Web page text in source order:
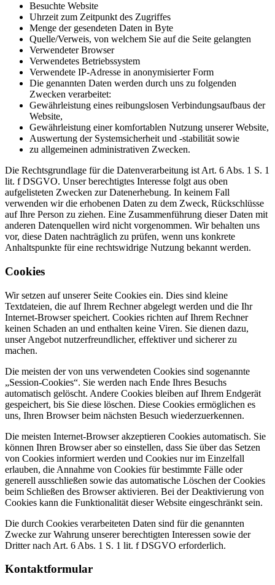
Besuchte Website
Uhrzeit zum Zeitpunkt des Zugriffes
Menge der gesendeten Daten in Byte
Quelle/Verweis, von welchem Sie auf die Seite gelangten
Verwendeter Browser
Verwendetes Betriebssystem
Verwendete IP-Adresse in anonymisierter Form
Die genannten Daten werden durch uns zu folgenden
Zwecken verarbeitet:
Gewährleistung eines reibungslosen Verbindungsaufbaus der
Website,
Gewährleistung einer komfortablen Nutzung unserer Website,
Auswertung der Systemsicherheit und -stabilität sowie
zu allgemeinen administrativen Zwecken.
Die Rechtsgrundlage für die Datenverarbeitung ist Art. 6 Abs. 1 S. 1
lit. f DSGVO. Unser berechtigtes Interesse folgt aus oben
aufgelisteten Zwecken zur Datenerhebung. In keinem Fall
verwenden wir die erhobenen Daten zu dem Zweck, Rückschlüsse
auf Ihre Person zu ziehen. Eine Zusammenführung dieser Daten mit
anderen Datenquellen wird nicht vorgenommen. Wir behalten uns
vor, diese Daten nachträglich zu prüfen, wenn uns konkrete
Anhaltspunkte für eine rechtswidrige Nutzung bekannt werden.
Cookies
Wir setzen auf unserer Seite Cookies ein. Dies sind kleine
Textdateien, die auf Ihrem Rechner abgelegt werden und die Ihr
Internet-Browser speichert. Cookies richten auf Ihrem Rechner
keinen Schaden an und enthalten keine Viren. Sie dienen dazu,
unser Angebot nutzerfreundlicher, effektiver und sicherer zu
machen.
Die meisten der von uns verwendeten Cookies sind sogenannte
„Session-Cookies“. Sie werden nach Ende Ihres Besuchs
automatisch gelöscht. Andere Cookies bleiben auf Ihrem Endgerät
gespeichert, bis Sie diese löschen. Diese Cookies ermöglichen es
uns, Ihren Browser beim nächsten Besuch wiederzuerkennen.
Die meisten Internet-Browser akzeptieren Cookies automatisch. Sie
können Ihren Browser aber so einstellen, dass Sie über das Setzen
von Cookies informiert werden und Cookies nur im Einzelfall
erlauben, die Annahme von Cookies für bestimmte Fälle oder
generell ausschließen sowie das automatische Löschen der Cookies
beim Schließen des Browser aktivieren. Bei der Deaktivierung von
Cookies kann die Funktionalität dieser Website eingeschränkt sein.
Die durch Cookies verarbeiteten Daten sind für die genannten
Zwecke zur Wahrung unserer berechtigten Interessen sowie der
Dritter nach Art. 6 Abs. 1 S. 1 lit. f DSGVO erforderlich.
Kontaktformular
Medizinische/r Fachangestellte/r (MFA)
2.800 - 4.000 €
Vollzeit, Teilzeit